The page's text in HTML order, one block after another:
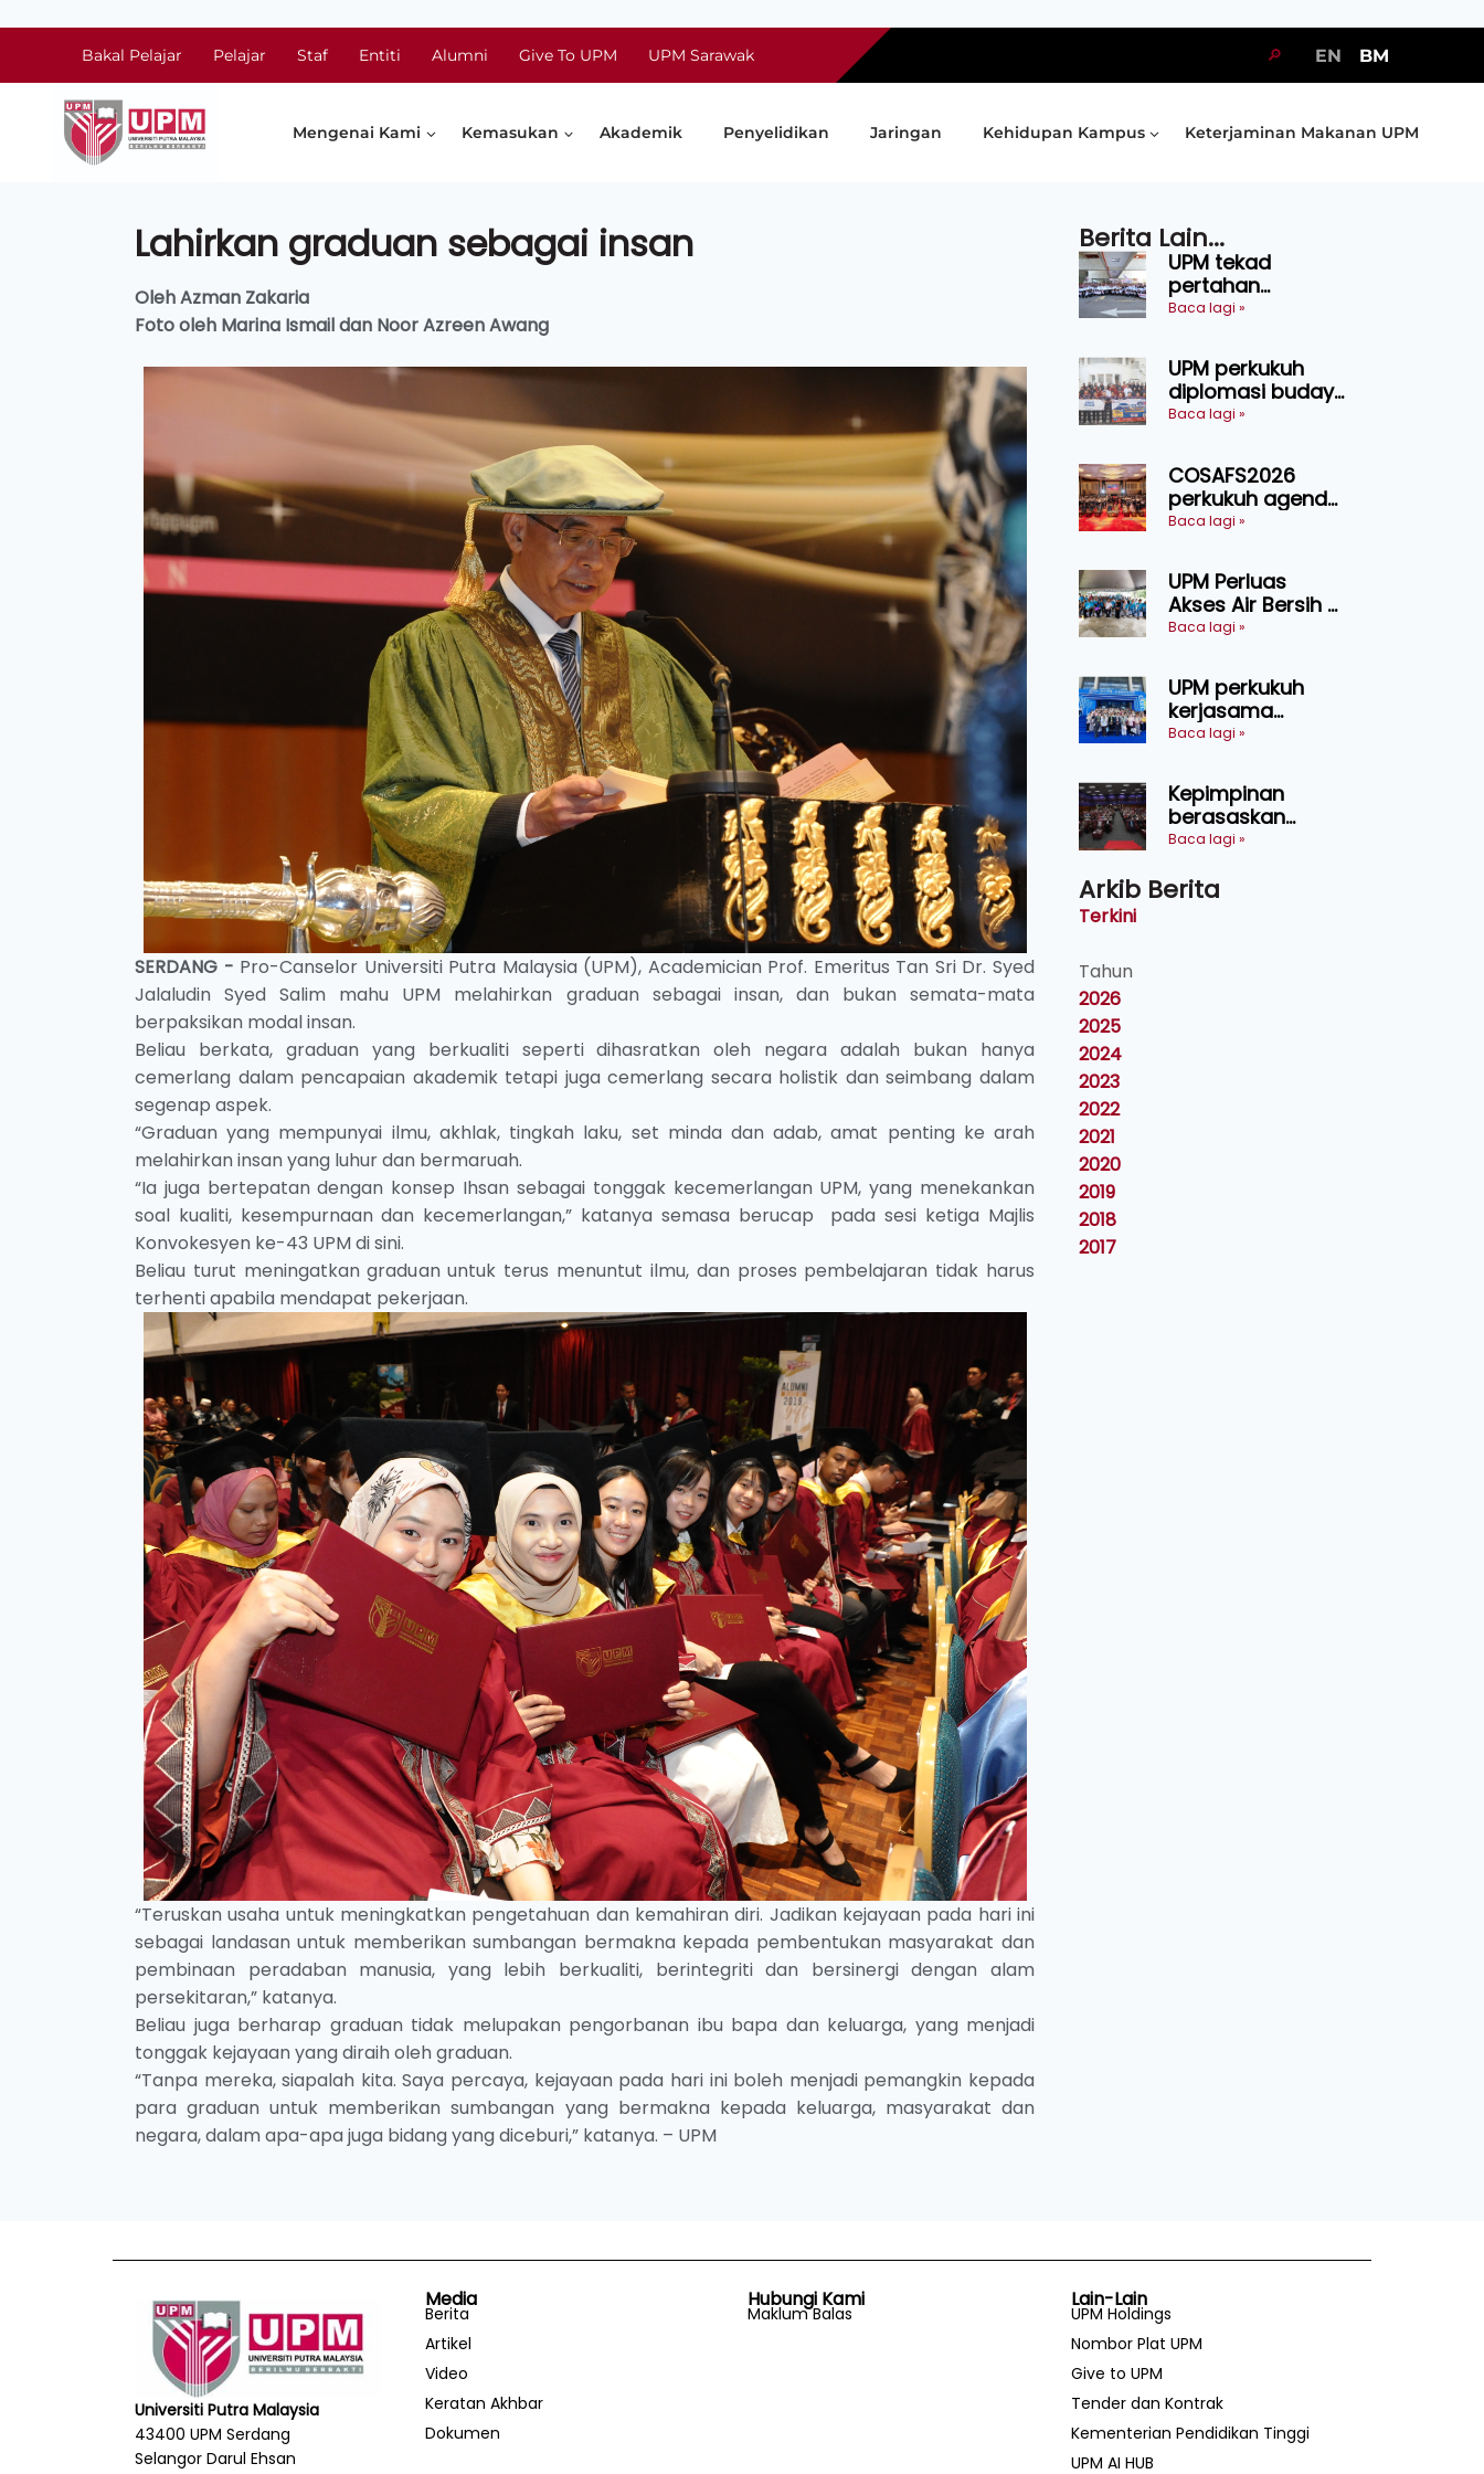
Bakal Pelajar Pelajar Staf Entiti Alumni Give To UPM UPM Sarawak 🔎 EN BM
Mengenai Kami Kemasukan Akademik Penyelidikan Jaringan Kehidupan Kampus Keterjaminan Makanan UPM
Lahirkan graduan sebagai insan
Oleh Azman Zakaria
Foto oleh Marina Ismail dan Noor Azreen Awang
SERDANG - Pro-Canselor Universiti Putra Malaysia (UPM), Academician Prof. Emeritus Tan Sri Dr. Syed
Jalaludin Syed Salim mahu UPM melahirkan graduan sebagai insan, dan bukan semata-mata
berpaksikan modal insan.
Beliau berkata, graduan yang berkualiti seperti dihasratkan oleh negara adalah bukan hanya
cemerlang dalam pencapaian akademik tetapi juga cemerlang secara holistik dan seimbang dalam
segenap aspek.
“Graduan yang mempunyai ilmu, akhlak, tingkah laku, set minda dan adab, amat penting ke arah
melahirkan insan yang luhur dan bermaruah.
“Ia juga bertepatan dengan konsep Ihsan sebagai tonggak kecemerlangan UPM, yang menekankan
soal kualiti, kesempurnaan dan kecemerlangan,” katanya semasa berucap pada sesi ketiga Majlis
Konvokesyen ke-43 UPM di sini.
Beliau turut meningatkan graduan untuk terus menuntut ilmu, dan proses pembelajaran tidak harus
terhenti apabila mendapat pekerjaan.
“Teruskan usaha untuk meningkatkan pengetahuan dan kemahiran diri. Jadikan kejayaan pada hari ini
sebagai landasan untuk memberikan sumbangan bermakna kepada pembentukan masyarakat dan
pembinaan peradaban manusia, yang lebih berkualiti, berintegriti dan bersinergi dengan alam
persekitaran,” katanya.
Beliau juga berharap graduan tidak melupakan pengorbanan ibu bapa dan keluarga, yang menjadi
tonggak kejayaan yang diraih oleh graduan.
“Tanpa mereka, siapalah kita. Saya percaya, kejayaan pada hari ini boleh menjadi pemangkin kepada
para graduan untuk memberikan sumbangan yang bermakna kepada keluarga, masyarakat dan
negara, dalam apa-apa juga bidang yang diceburi,” katanya. – UPM
Berita Lain...
UPM tekad
pertahan
kejuaraan SUKUM
pingat emas
Baca lagi »
UPM perkukuh
diplomasi budaya
Malaysia-
Narasi Nusantara
Baca lagi »
COSAFS2026
perkukuh agenda
keselamatan
AgriHub pacu
transformasi
pertanian
Sarawak
Baca lagi »
UPM Perluas
Akses Air Bersih di
31 Kediaman
Chini
Baca lagi »
UPM perkukuh
kerjasama
pendidikan pintar
lawatan rasmi ke
China
Baca lagi »
Kepimpinan
berasaskan
kepercayaan
kecemerlangan
Baca lagi »
Arkib Berita
Terkini
Tahun
2026
2025
2024
2023
2022
2021
2020
2019
2018
2017
Universiti Putra Malaysia
43400 UPM Serdang
Selangor Darul Ehsan
Media
Berita
Artikel
Video
Keratan Akhbar
Dokumen
Hubungi Kami
Maklum Balas
Lain-Lain
UPM Holdings
Nombor Plat UPM
Give to UPM
Tender dan Kontrak
Kementerian Pendidikan Tinggi
UPM AI HUB